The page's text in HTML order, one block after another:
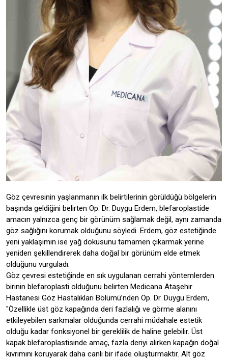
Göz çevresinin yaşlanmanın ilk belirtilerinin görüldüğü bölgelerin
başında geldiğini belirten Op. Dr. Duygu Erdem, blefaroplastide
amacın yalnızca genç bir görünüm sağlamak değil, aynı zamanda
göz sağlığını korumak olduğunu söyledi. Erdem, göz estetiğinde
yeni yaklaşımın ise yağ dokusunu tamamen çıkarmak yerine
yeniden şekillendirerek daha doğal bir görünüm elde etmek
olduğunu vurguladı.
Göz çevresi estetiğinde en sık uygulanan cerrahi yöntemlerden
birinin blefaroplasti olduğunu belirten Medicana Ataşehir
Hastanesi Göz Hastalıkları Bölümü’nden Op. Dr. Duygu Erdem,
"Özellikle üst göz kapağında deri fazlalığı ve görme alanını
etkileyebilen sarkmalar olduğunda cerrahi müdahale estetik
olduğu kadar fonksiyonel bir gereklilik de haline gelebilir. Üst
kapak blefaroplastisinde amaç, fazla deriyi alırken kapağın doğal
kıvrımını koruyarak daha canlı bir ifade oluşturmaktır. Alt göz